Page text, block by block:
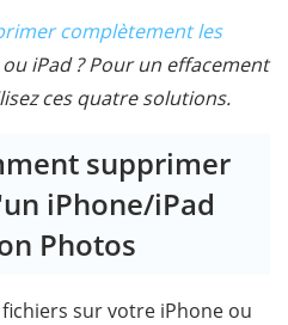
complètement les
iPad ? Pour un effacement
ces quatre solutions.
supprimer
iPhone/iPad
Photos
sur votre iPhone ou